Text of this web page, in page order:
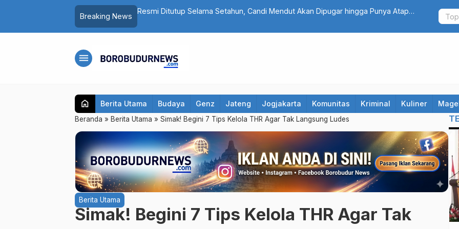
Breaking News
Setahun, Candi Mendut Akan Dipugar hingga Punya Atap
Fantastis! Program Belonjo Warung Tonggo Raup Rp203 Juta,
menu
home Berita Utama Budaya Genz Jateng Jogjakarta Komunitas Kriminal Kuliner
Beranda » Berita Utama » Simak! Begini 7 Tips Kelola THR Agar Tak Langsung Ludes
Berita Utama
Simak! Begini 7 Tips Kelola THR Agar Tak